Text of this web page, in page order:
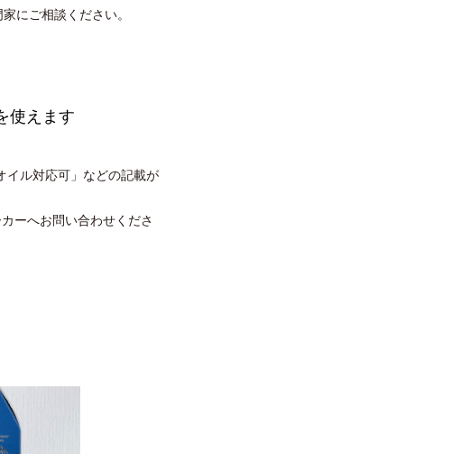
にご相談ください。
使えます
イル対応可」などの記載が
ーへお問い合わせくださ